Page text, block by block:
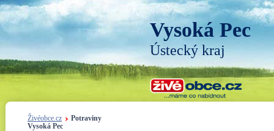
Vysoká Pec
Ústecký kraj
Živéobce.cz
Potraviny
Vysoká Pec